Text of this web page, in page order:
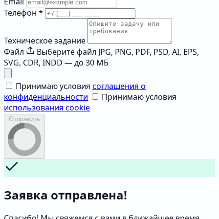
Телефон *
Техническое задание
Файл
Выберите файл JPG, PNG, PDF, PSD, AI, EPS,
SVG, CDR, INDD — до 30 МБ
Принимаю условия соглашения о
конфиденциальности
Принимаю условия
использования cookie
Отправить
Заявка отправлена!